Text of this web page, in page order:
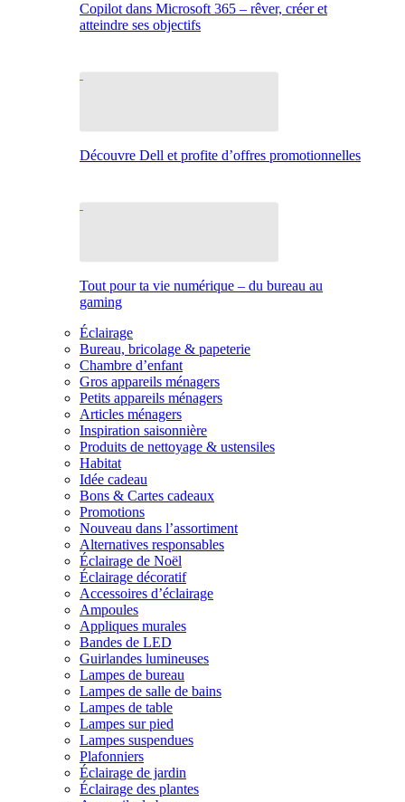
Copilot dans Microsoft 365 – rêver, créer et
atteindre ses objectifs
Découvre Dell et profite d’offres promotionnelles
Tout pour ta vie numérique – du bureau au
gaming
Éclairage
Bureau, bricolage & papeterie
Chambre d’enfant
Gros appareils ménagers
Petits appareils ménagers
Articles ménagers
Inspiration saisonnière
Produits de nettoyage & ustensiles
Habitat
Idée cadeau
Bons & Cartes cadeaux
Promotions
Nouveau dans l’assortiment
Alternatives responsables
Éclairage de Noël
Éclairage décoratif
Accessoires d’éclairage
Ampoules
Appliques murales
Bandes de LED
Guirlandes lumineuses
Lampes de bureau
Lampes de salle de bains
Lampes de table
Lampes sur pied
Lampes suspendues
Plafonniers
Éclairage de jardin
Éclairage des plantes